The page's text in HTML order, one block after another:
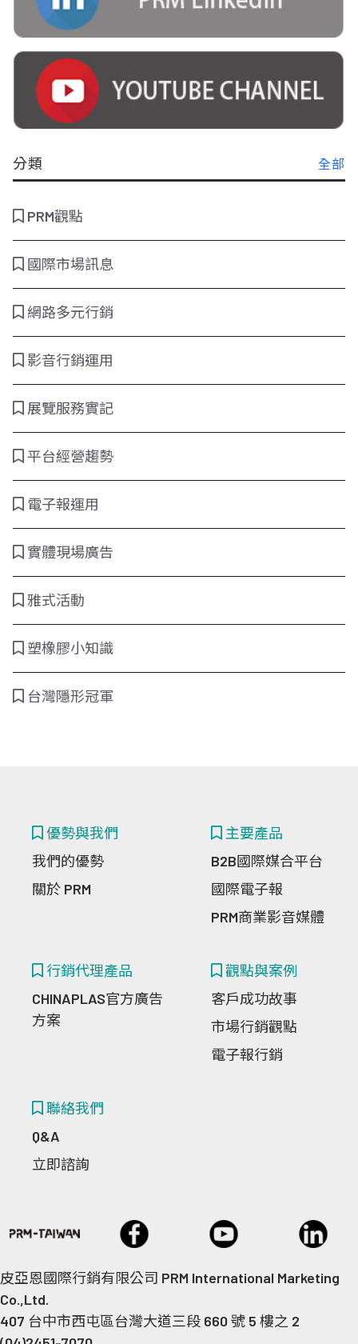
分類 全部
PRM觀點
國際市場訊息
網路多元行銷
影音行銷運用
展覽服務實記
平台經營趨勢
電子報運用
實體現場廣告
雅式活動
塑橡膠小知識
台灣隱形冠軍
優勢與我們
我們的優勢
關於 PRM
主要產品
B2B國際媒合平台
國際電子報
PRM商業影音媒體
行銷代理產品
CHINAPLAS官方廣告
方案
觀點與案例
客戶成功故事
市場行銷觀點
電子報行銷
聯絡我們
Q&A
立即諮詢
皮亞恩國際行銷有限公司 PRM International Marketing
Co.,Ltd.
407 台中市西屯區台灣大道三段 660 號 5 樓之 2